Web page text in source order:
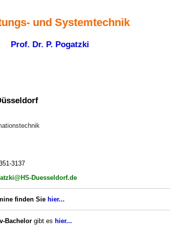
und Systemtechnik
Prof. Dr. P. Pogatzki
3137
Duesseldorf.de
finden Sie hier...
Bachelor gibt es hier...